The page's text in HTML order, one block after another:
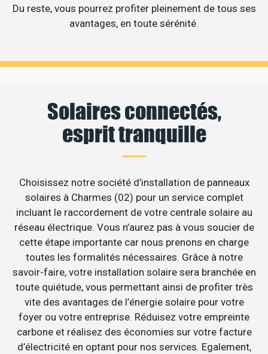
Du reste, vous pourrez profiter pleinement de tous ses
avantages, en toute sérénité.
Solaires connectés,
esprit tranquille
Choisissez notre société d’installation de panneaux
solaires à Charmes (02) pour un service complet
incluant le raccordement de votre centrale solaire au
réseau électrique. Vous n’aurez pas à vous soucier de
cette étape importante car nous prenons en charge
toutes les formalités nécessaires. Grâce à notre
savoir-faire, votre installation solaire sera branchée en
toute quiétude, vous permettant ainsi de profiter très
vite des avantages de l’énergie solaire pour votre
foyer ou votre entreprise. Réduisez votre empreinte
carbone et réalisez des économies sur votre facture
d’électricité en optant pour nos services. Egalement,